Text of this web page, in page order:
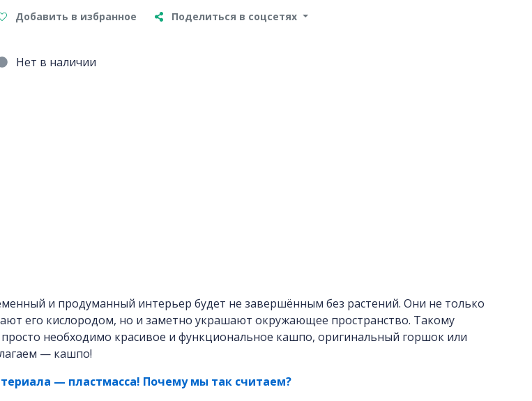
Добавить в избранное Поделиться в соцсетях
Нет в наличии
и продуманный интерьер будет не завершённым без растений. Они не только
его кислородом, но и заметно украшают окружающее пространство. Такому
просто необходимо красивое и функциональное кашпо, оригинальный горшок или
— кашпо!
— пластмасса! Почему мы так считаем?